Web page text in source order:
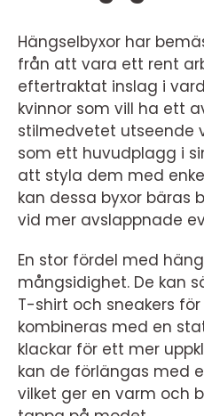
Hängselbyxor har
från att vara ett rent
eftertraktat inslag i
kvinnor som vill ha ett
stilmedvetet utseende
som ett huvudplagg i
att styla dem med
kan dessa byxor bäras
vid mer avslappnade
En stor fördel med
mångsidighet. De kan
T-shirt och sneakers
kombineras med en
klackar för ett mer
kan de förlängas med
vilket ger en varm och